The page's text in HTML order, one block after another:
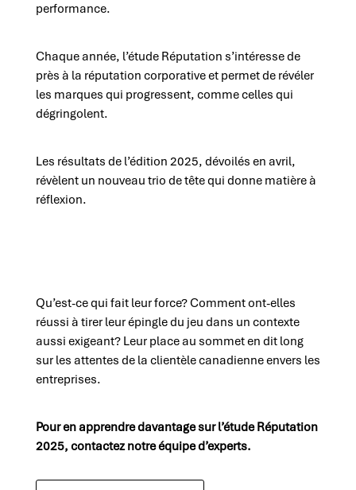
performance.
Chaque année, l’étude Réputation s’intéresse de
près à la réputation corporative et permet de révéler
les marques qui progressent, comme celles qui
dégringolent.
Les résultats de l’édition 2025, dévoilés en avril,
révèlent un nouveau trio de tête qui donne matière à
réflexion.
Qu’est-ce qui fait leur force? Comment ont-elles
réussi à tirer leur épingle du jeu dans un contexte
aussi exigeant? Leur place au sommet en dit long
sur les attentes de la clientèle canadienne envers les
entreprises.
Pour en apprendre davantage sur l’étude Réputation
2025, contactez notre équipe d’experts.